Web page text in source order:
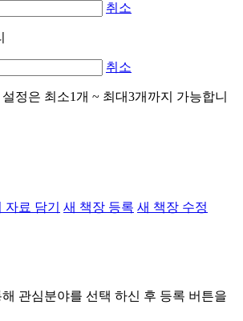
취소
취소
정은 최소1개 ~ 최대3개까지 가능합니
료 담기 새 책장 등록 새 책장 수정
관심분야를 선택 하신 후 등록 버튼을